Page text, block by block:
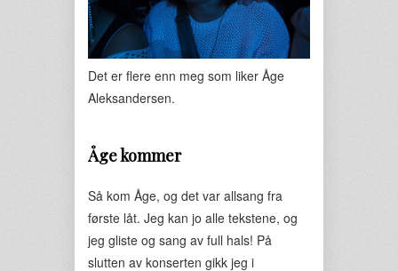
Det er flere enn meg som liker Åge
Aleksandersen.
Åge kommer
Så kom Åge, og det var allsang fra
første låt. Jeg kan jo alle tekstene, og
jeg gliste og sang av full hals! På
slutten av konserten gikk jeg i